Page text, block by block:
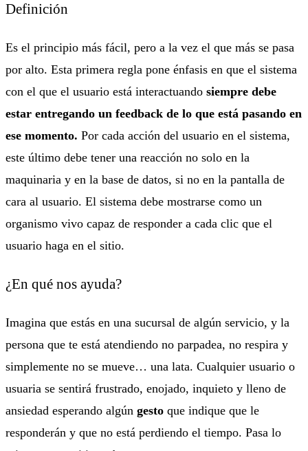
Definición
Es el principio más fácil, pero a la vez el que más se pasa
por alto. Esta primera regla pone énfasis en que el sistema
con el que el usuario está interactuando siempre debe
estar entregando un feedback de lo que está pasando en
ese momento. Por cada acción del usuario en el sistema,
este último debe tener una reacción no solo en la
maquinaria y en la base de datos, si no en la pantalla de
cara al usuario. El sistema debe mostrarse como un
organismo vivo capaz de responder a cada clic que el
usuario haga en el sitio.
¿En qué nos ayuda?
Imagina que estás en una sucursal de algún servicio, y la
persona que te está atendiendo no parpadea, no respira y
simplemente no se mueve… una lata. Cualquier usuario o
usuaria se sentirá frustrado, enojado, inquieto y lleno de
ansiedad esperando algún gesto que indique que le
responderán y que no está perdiendo el tiempo. Pasa lo